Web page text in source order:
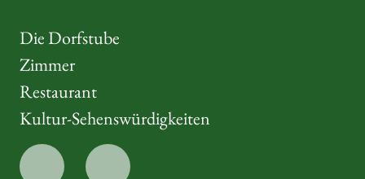
Die Dorfstube
Zimmer
Restaurant
Kultur-Sehenswürdigkeiten